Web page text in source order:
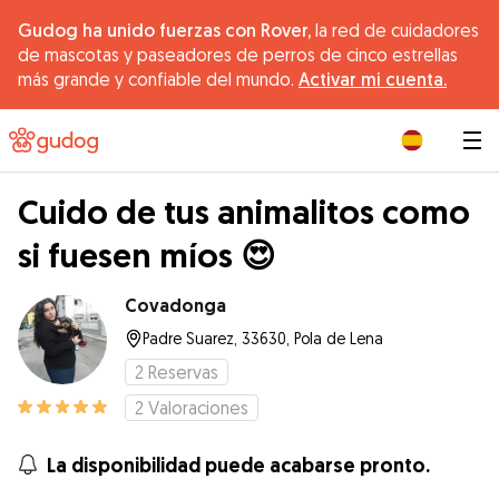
Gudog ha unido fuerzas con Rover, la red de cuidadores
de mascotas y paseadores de perros de cinco estrellas
más grande y confiable del mundo. Activar mi cuenta.
Cuido de tus animalitos como
si fuesen míos 😍
Covadonga
Padre Suarez, 33630, Pola de Lena
2 Reservas
2 Valoraciones
La disponibilidad puede acabarse pronto.